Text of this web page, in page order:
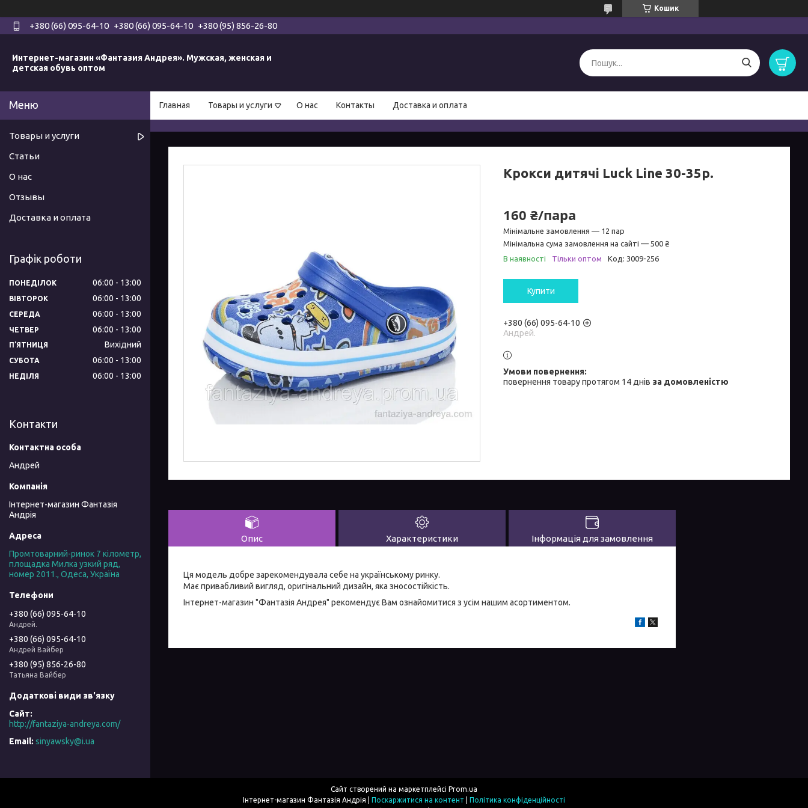
Кошик
+380 (66) 095-64-10 +380 (66) 095-64-10 +380 (95) 856-26-80
Интернет-магазин «Фантазия Андрея». Мужская, женская и
детская обувь оптом
Главная Товары и услуги О нас Контакты Доставка и оплата
Крокси дитячі Luck Line 30-35р.
160 ₴/пара
Мінімальне замовлення — 12 пар
Мінімальна сума замовлення на сайті — 500 ₴
В наявності
Тільки оптом Код: 3009-256
Купити
+380 (66) 095-64-10
Андрей.
повернення товару протягом 14 днів за домовленістю
Опис Характеристики Інформація для замовлення
Ця модель добре зарекомендувала себе на українському ринку.
Має привабливий вигляд, оригінальний дизайн, яка зносостійкість.
Інтернет-магазин "Фантазія Андрея" рекомендує Вам ознайомитися з усім нашим асортиментом.
Товары и услуги
Статьи
О нас
Отзывы
Доставка и оплата
Графік роботи
ПОНЕДІЛОК 06:00 13:00
ВІВТОРОК 06:00 13:00
СЕРЕДА 06:00 13:00
ЧЕТВЕР 06:00 13:00
ПʼЯТНИЦЯ Вихідний
СУБОТА 06:00 13:00
НЕДІЛЯ 06:00 13:00
Контакти
Андрей
Інтернет-магазин Фантазія
Андрія
Промтоварний-ринок 7 кілометр,
площадка Милка узкий ряд,
номер 2011., Одеса, Україна
+380 (66) 095-64-10
Андрей.
+380 (66) 095-64-10
Андрей Вайбер
+380 (95) 856-26-80
Татьяна Вайбер
http://fantaziya-andreya.com/
sinyawsky@i.ua
Сайт створений на маркетплейсі Prom.ua
Поскаржитися на контент
Політика конфіденційності